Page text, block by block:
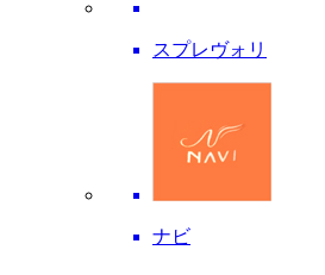
スプレヴォリ
ナビ